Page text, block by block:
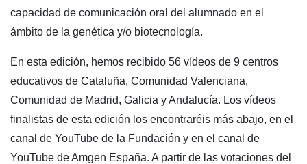
capacidad de comunicación oral del alumnado en el
ámbito de la genética y/o biotecnología.
En esta edición, hemos recibido 56 vídeos de 9 centros
educativos de Cataluña, Comunidad Valenciana,
Comunidad de Madrid, Galicia y Andalucía. Los vídeos
finalistas de esta edición los encontraréis más abajo, en el
canal de YouTube de la Fundación y en el canal de
YouTube de Amgen España. A partir de las votaciones del